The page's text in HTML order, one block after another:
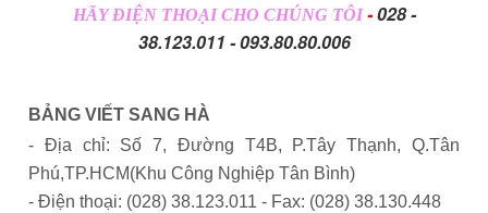
HÃY ĐIỆN THOẠI CHO CHÚNG TÔI-028 -
38.123.011 - 093.80.80.006
BẢNG VIẾT SANG HÀ
- Địa chỉ: Số 7, Đường T4B, P.Tây Thạnh, Q.Tân
Phú,TP.HCM(Khu Công Nghiệp Tân Bình)
- Điện thoại: (028) 38.123.011 - Fax: (028) 38.130.448